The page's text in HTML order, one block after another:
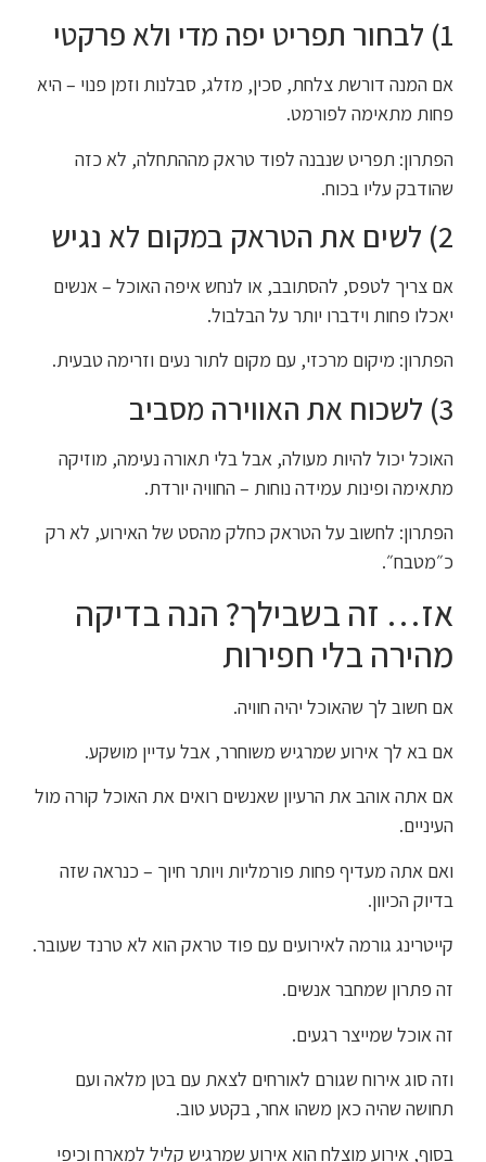
1) לבחור תפריט יפה מדי ולא פרקטי
אם המנה דורשת צלחת, סכין, מזלג, סבלנות וזמן פנוי – היא
פחות מתאימה לפורמט.
הפתרון: תפריט שנבנה לפוד טראק מההתחלה, לא כזה
שהודבק עליו בכוח.
2) לשים את הטראק במקום לא נגיש
אם צריך לטפס, להסתובב, או לנחש איפה האוכל – אנשים
יאכלו פחות וידברו יותר על הבלבול.
הפתרון: מיקום מרכזי, עם מקום לתור נעים וזרימה טבעית.
3) לשכוח את האווירה מסביב
האוכל יכול להיות מעולה, אבל בלי תאורה נעימה, מוזיקה
מתאימה ופינות עמידה נוחות – החוויה יורדת.
הפתרון: לחשוב על הטראק כחלק מהסט של האירוע, לא רק
כ״מטבח״.
אז… זה בשבילך? הנה בדיקה
מהירה בלי חפירות
אם חשוב לך שהאוכל יהיה חוויה.
אם בא לך אירוע שמרגיש משוחרר, אבל עדיין מושקע.
אם אתה אוהב את הרעיון שאנשים רואים את האוכל קורה מול
העיניים.
ואם אתה מעדיף פחות פורמליות ויותר חיוך – כנראה שזה
בדיוק הכיוון.
קייטרינג גורמה לאירועים עם פוד טראק הוא לא טרנד שעובר.
זה פתרון שמחבר אנשים.
זה אוכל שמייצר רגעים.
וזה סוג אירוח שגורם לאורחים לצאת עם בטן מלאה ועם
תחושה שהיה כאן משהו אחר, בקטע טוב.
בסוף, אירוע מוצלח הוא אירוע שמרגיש קליל למארח וכיפי